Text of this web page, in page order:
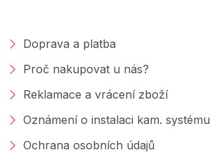
Doprava a platba
Proč nakupovat u nás?
Reklamace a vrácení zboží
Oznámení o instalaci kam. systému
Ochrana osobních údajů